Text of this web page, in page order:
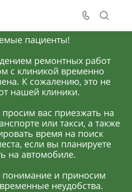
пациенты!
ремонтных работ
с клиникой временно
К сожалению, это не
нашей клиники.
вас приезжать на
или такси, а также
время на поиск
если вы планируете
на автомобиле.
понимание и приносим
неудобства.